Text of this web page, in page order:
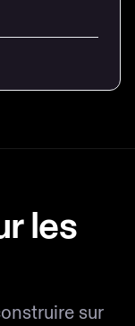
les
sur